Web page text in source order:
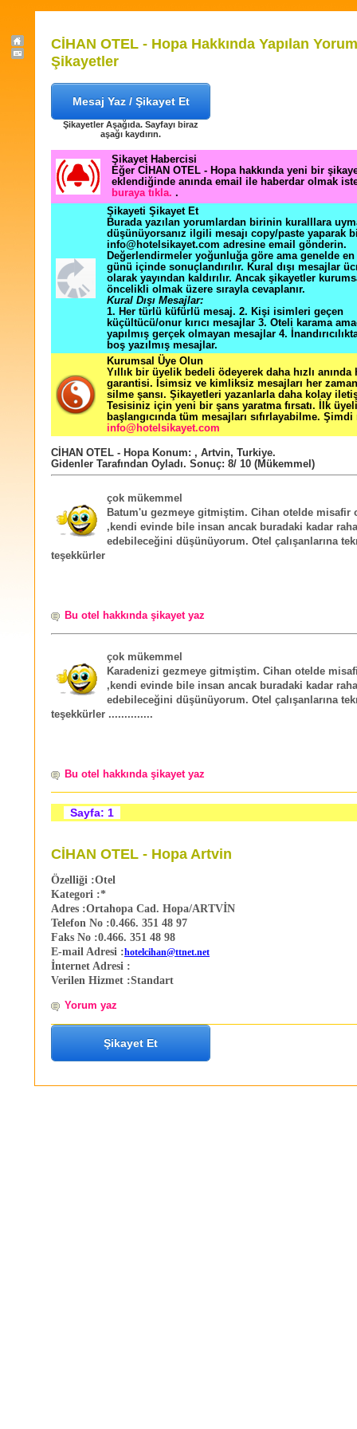
CİHAN OTEL - Hopa Hakkında Yapılan
Şikayetler
Mesaj Yaz / Şikayet Et
Şikayetler Aşağıda. Sayfayı biraz
aşağı kaydırın.
Şikayet Habercisi
Eğer CİHAN OTEL - Hopa hakkında yeni bir
eklendiğinde anında email ile haberdar olmak
buraya tıkla. .
Şikayeti Şikayet Et
Burada yazılan yorumlardan birinin kuralllara
düşünüyorsanız ilgili mesajı copy/paste yaparak
info@hotelsikayet.com adresine email gönderin.
Değerlendirmeler yoğunluğa göre ama genelde
günü içinde sonuçlandırılır. Kural dışı mesajlar
olarak yayından kaldırılır. Ancak şikayetler
öncelikli olmak üzere sırayla cevaplanır.
Kural Dışı Mesajlar:
1. Her türlü küfürlü mesaj. 2. Kişi isimleri geçen
küçültücü/onur kırıcı mesajlar 3. Oteli karama
yapılmış gerçek olmayan mesajlar 4.
boş yazılmış mesajlar.
Kurumsal Üye Olun
Yıllık bir üyelik bedeli ödeyerek daha hızlı
garantisi. İsimsiz ve kimliksiz mesajları her zaman
silme şansı. Şikayetleri yazanlarla daha kolay
Tesisiniz için yeni bir şans yaratma fırsatı. İlk
başlangıcında tüm mesajları sıfırlayabilme. Şimdi
info@hotelsikayet.com
CİHAN OTEL - HopaKonum: , Artvin, Turkiye.
Gidenler Tarafından Oyladı. Sonuç: 8/ 10 (Mükemmel)
çok mükemmel
Batum'u gezmeye gitmiştim. Cihan otelde misafir
,kendi evinde bile insan ancak buradaki kadar
edebileceğini düşünüyorum. Otel çalışanlarına
teşekkürler
Bu otel hakkında şikayet yaz
çok mükemmel
Karadenizi gezmeye gitmiştim. Cihan otelde
,kendi evinde bile insan ancak buradaki kadar
edebileceğini düşünüyorum. Otel çalışanlarına
teşekkürler ..............
Bu otel hakkında şikayet yaz
Sayfa: 1
CİHAN OTEL - Hopa Artvin
Özelliği :Otel
Kategori :*
Adres :Ortahopa Cad. Hopa/ARTVİN
Telefon No :0.466. 351 48 97
Faks No :0.466. 351 48 98
E-mail Adresi :hotelcihan@ttnet.net
İnternet Adresi :
Verilen Hizmet :Standart
Yorum yaz
Şikayet Et